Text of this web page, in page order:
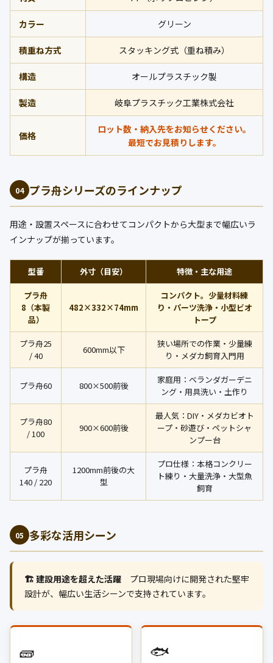
カラー グリーン
積重ね方式 スタッキング式（重ね積み）
構造 オールプラスチック製
製造 岐阜プラスチック工業株式会社
価格
ロット数・納入先をお知らせください。
最短でお見積りします。
04 プラ舟シリーズのラインナップ
用途・設置スペースに合わせてコンパクトから大型まで幅広いラ
インナップが揃っています。
型番 外寸（目安） 特徴・主な用途
プラ舟
8（本製
品）
482×332×74mm
コンパクト。少量材料練
り・パーツ洗浄・小型ビオ
トープ
プラ舟25
/ 40
600mm以下
狭い場所での作業・少量練
り・メダカ飼育入門用
プラ舟60 800×500前後
家庭用：ベランダガーデニ
ング・用具洗い・土作り
プラ舟80
/ 100
900×600前後
最人気：DIY・メダカビオト
ープ・砂遊び・ペットシャ
ンプー台
プラ舟
140 / 220
1200mm前後の大
型
プロ仕様：本格コンクリー
ト練り・大量洗浄・大型魚
飼育
05 多彩な活用シーン
🏗️ 建設用途を超えた活躍 プロ現場向けに開発された堅牢
設計が、幅広い生活シーンで支持されています。
🧱 🐟